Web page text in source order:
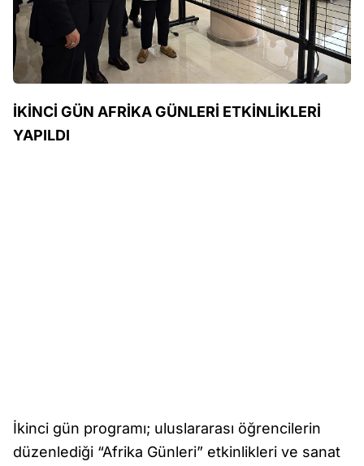
İKİNCİ GÜN AFRİKA GÜNLERİ ETKİNLİKLERİ
YAPILDI
İkinci gün programı; uluslararası öğrencilerin
düzenlediği “Afrika Günleri” etkinlikleri ve sanat